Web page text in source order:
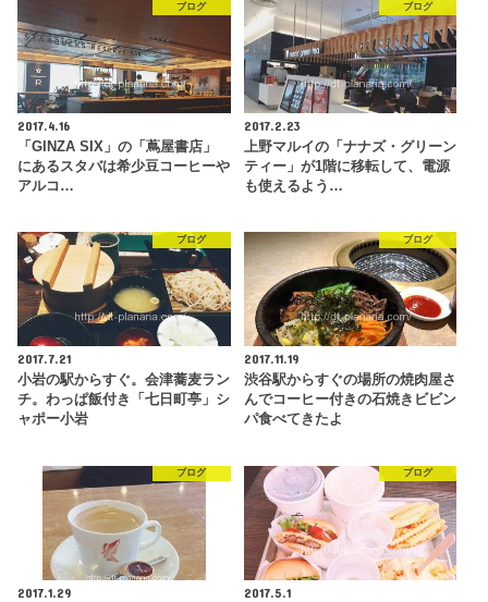
ブログ
2017.4.16
「GINZA SIX」の「蔦屋書店」
にあるスタバは希少豆コーヒーや
アルコ…
ブログ
2017.2.23
上野マルイの「ナナズ・グリーン
ティー」が1階に移転して、電源
も使えるよう…
ブログ
2017.7.21
小岩の駅からすぐ。会津蕎麦ラン
チ。わっぱ飯付き「七日町亭」シ
ャポー小岩
ブログ
2017.11.19
渋谷駅からすぐの場所の焼肉屋さ
んでコーヒー付きの石焼きビビン
パ食べてきたよ
ブログ
2017.1.29
ブログ
2017.5.1